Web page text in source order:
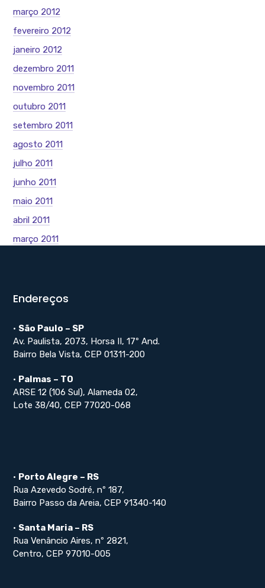
março 2012
fevereiro 2012
janeiro 2012
dezembro 2011
novembro 2011
outubro 2011
setembro 2011
agosto 2011
julho 2011
junho 2011
maio 2011
abril 2011
março 2011
Endereços
• São Paulo – SP
Av. Paulista, 2073, Horsa II, 17º And.
Bairro Bela Vista, CEP 01311-200
• Palmas – TO
ARSE 12 (106 Sul), Alameda 02,
Lote 38/40, CEP 77020-068
• Porto Alegre – RS
Rua Azevedo Sodré, nº 187,
Bairro Passo da Areia, CEP 91340-140
• Santa Maria – RS
Rua Venâncio Aires, nº 2821,
Centro, CEP 97010-005